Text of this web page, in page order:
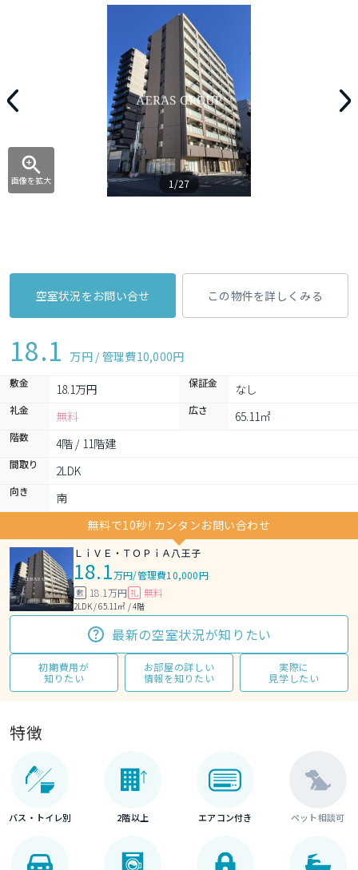
画像を拡大 1/27
空室状況をお問い合せ この物件を詳しくみる
18.1 万円 / 管理費10,000円
敷金 18.1万円 保証金 なし
礼金 無料 広さ 65.11㎡
階数 4階 / 11階建
間取り 2LDK
向き
南
無料で10秒! カンタンお問い合わせ
ＬｉＶＥ・ＴＯＰｉＡ八王子
18.1万円/管理費10,000円
敷 18.1万円 礼 無料
2LDK / 65.11㎡ / 4階
最新の空室状況が知りたい
初期費用が
知りたい
お部屋の詳しい
情報を知りたい
実際に
見学したい
特徴
バス・トイレ別 2階以上 エアコン付き ペット相談可